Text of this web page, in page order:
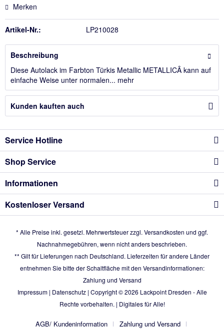
Merken
Artikel-Nr.: LP210028
Beschreibung
Diese Autolack im Farbton Türkis Metallic METALLICÂ kann auf
einfache Weise unter normalen... mehr
Kunden kauften auch
Service Hotline
Shop Service
Informationen
Kostenloser Versand
* Alle Preise inkl. gesetzl. Mehrwertsteuer zzgl. Versandkosten und ggf.
Nachnahmegebühren, wenn nicht anders beschrieben.
** Gilt für Lieferungen nach Deutschland. Lieferzeiten für andere Länder
entnehmen Sie bitte der Schaltfläche mit den Versandinformationen:
Zahlung und Versand
Impressum| Datenschutz| Copyright © 2026 Lackpoint Dresden - Alle
Rechte vorbehalten. | Digitales für Alle!
AGB/ Kundeninformation
Zahlung und Versand